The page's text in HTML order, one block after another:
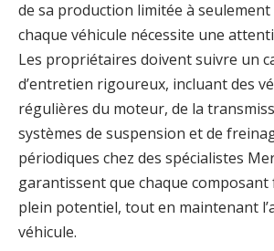
de sa production limitée à seulement
chaque véhicule nécessite une
Les propriétaires doivent suivre un
d’entretien rigoureux, incluant des
régulières du moteur, de la
systèmes de suspension et de
périodiques chez des spécialistes
garantissent que chaque
plein potentiel, tout en maintenant
véhicule.